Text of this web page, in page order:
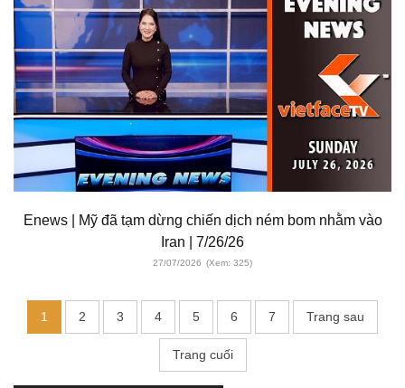
Enews | Mỹ đã tạm dừng chiến dịch ném bom nhằm vào
Iran | 7/26/26
27/07/2026 (Xem: 325)
1 2 3 4 5 6 7 Trang sau
Trang cuối